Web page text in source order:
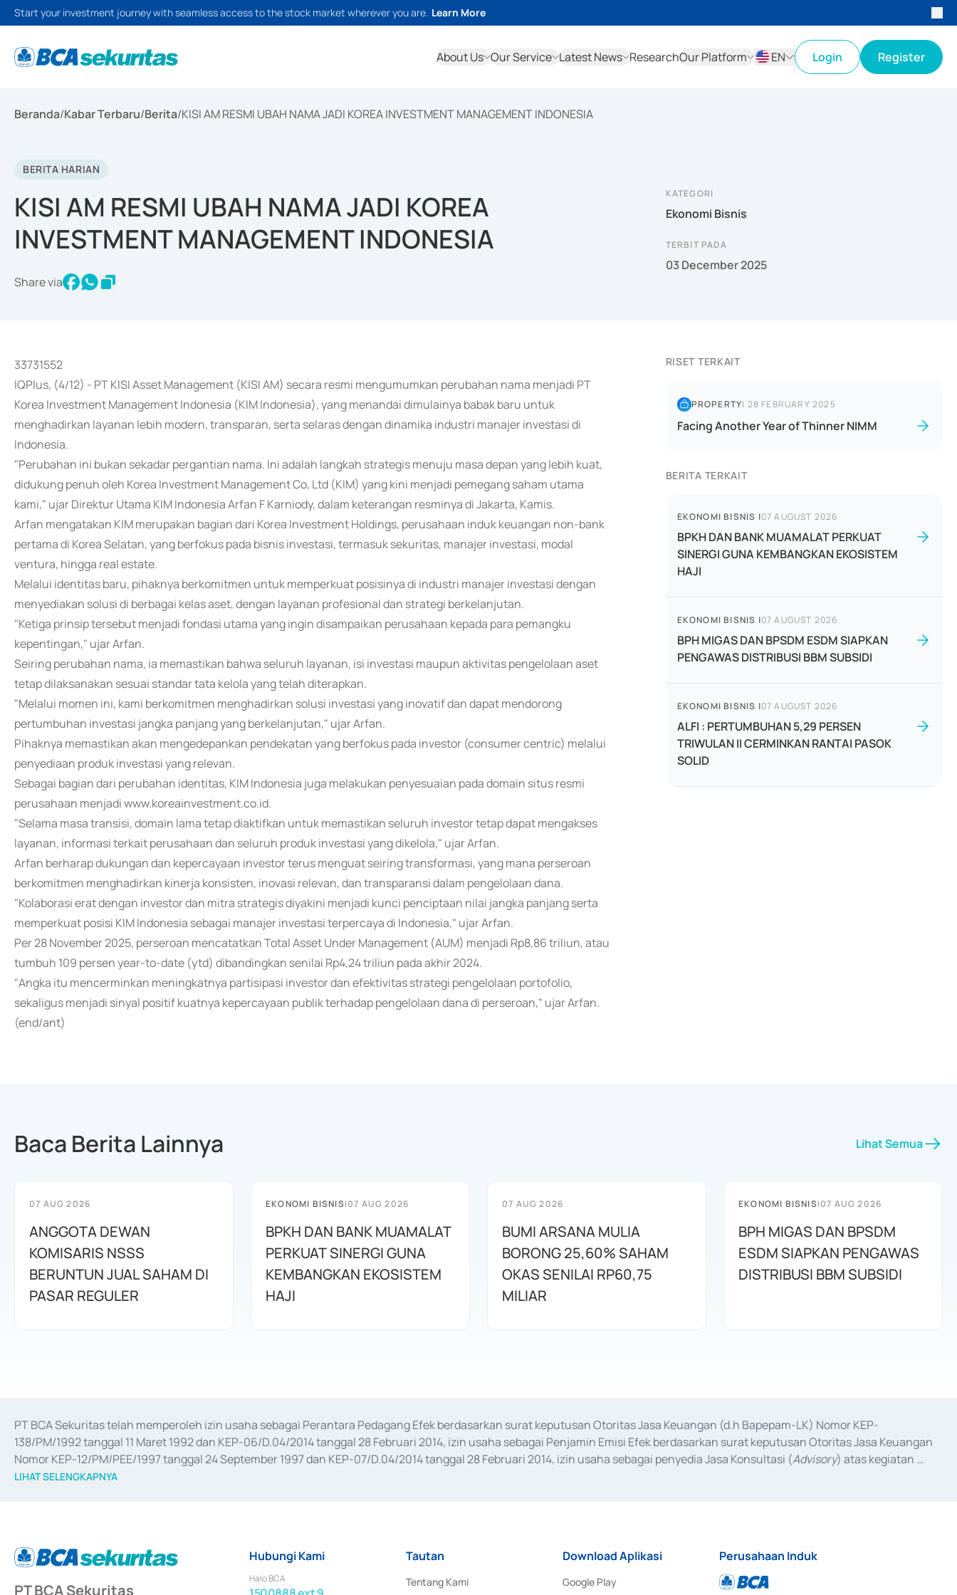
Start your investment journey with seamless access to the stock market wherever you are. Learn More
About Us Our Service Latest News ResearchOur Platform
EN
Login Register
Beranda/Kabar Terbaru/Berita/KISI AM RESMI UBAH NAMA JADI KOREA INVESTMENT MANAGEMENT INDONESIA
BERITA HARIAN
KISI AM RESMI UBAH NAMA JADI KOREA
INVESTMENT MANAGEMENT INDONESIA
Share via
KATEGORI
Ekonomi Bisnis
TERBIT PADA
03 December 2025
33731552
IQPlus, (4/12) - PT KISI Asset Management (KISI AM) secara resmi mengumumkan perubahan nama menjadi PT
Korea Investment Management Indonesia (KIM Indonesia), yang menandai dimulainya babak baru untuk
menghadirkan layanan lebih modern, transparan, serta selaras dengan dinamika industri manajer investasi di
Indonesia.
"Perubahan ini bukan sekadar pergantian nama. Ini adalah langkah strategis menuju masa depan yang lebih kuat,
didukung penuh oleh Korea Investment Management Co, Ltd (KIM) yang kini menjadi pemegang saham utama
kami," ujar Direktur Utama KIM Indonesia Arfan F Karniody, dalam keterangan resminya di Jakarta, Kamis.
Arfan mengatakan KIM merupakan bagian dari Korea Investment Holdings, perusahaan induk keuangan non-bank
pertama di Korea Selatan, yang berfokus pada bisnis investasi, termasuk sekuritas, manajer investasi, modal
ventura, hingga real estate.
Melalui identitas baru, pihaknya berkomitmen untuk memperkuat posisinya di industri manajer investasi dengan
menyediakan solusi di berbagai kelas aset, dengan layanan profesional dan strategi berkelanjutan.
"Ketiga prinsip tersebut menjadi fondasi utama yang ingin disampaikan perusahaan kepada para pemangku
kepentingan," ujar Arfan.
Seiring perubahan nama, ia memastikan bahwa seluruh layanan, isi investasi maupun aktivitas pengelolaan aset
tetap dilaksanakan sesuai standar tata kelola yang telah diterapkan.
"Melalui momen ini, kami berkomitmen menghadirkan solusi investasi yang inovatif dan dapat mendorong
pertumbuhan investasi jangka panjang yang berkelanjutan," ujar Arfan.
Pihaknya memastikan akan mengedepankan pendekatan yang berfokus pada investor (consumer centric) melalui
penyediaan produk investasi yang relevan.
Sebagai bagian dari perubahan identitas, KIM Indonesia juga melakukan penyesuaian pada domain situs resmi
perusahaan menjadi www.koreainvestment.co.id.
"Selama masa transisi, domain lama tetap diaktifkan untuk memastikan seluruh investor tetap dapat mengakses
layanan, informasi terkait perusahaan dan seluruh produk investasi yang dikelola," ujar Arfan.
Arfan berharap dukungan dan kepercayaan investor terus menguat seiring transformasi, yang mana perseroan
berkomitmen menghadirkan kinerja konsisten, inovasi relevan, dan transparansi dalam pengelolaan dana.
"Kolaborasi erat dengan investor dan mitra strategis diyakini menjadi kunci penciptaan nilai jangka panjang serta
memperkuat posisi KIM Indonesia sebagai manajer investasi terpercaya di Indonesia," ujar Arfan.
Per 28 November 2025, perseroan mencatatkan Total Asset Under Management (AUM) menjadi Rp8,86 triliun, atau
tumbuh 109 persen year-to-date (ytd) dibandingkan senilai Rp4,24 triliun pada akhir 2024.
"Angka itu mencerminkan meningkatnya partisipasi investor dan efektivitas strategi pengelolaan portofolio,
sekaligus menjadi sinyal positif kuatnya kepercayaan publik terhadap pengelolaan dana di perseroan," ujar Arfan.
(end/ant)
RISET TERKAIT
PROPERTY| 28 FEBRUARY 2025
Facing Another Year of Thinner NIMM
BERITA TERKAIT
EKONOMI BISNIS |07 AUGUST 2026
BPKH DAN BANK MUAMALAT PERKUAT
SINERGI GUNA KEMBANGKAN EKOSISTEM
HAJI
EKONOMI BISNIS |07 AUGUST 2026
BPH MIGAS DAN BPSDM ESDM SIAPKAN
PENGAWAS DISTRIBUSI BBM SUBSIDI
EKONOMI BISNIS |07 AUGUST 2026
ALFI : PERTUMBUHAN 5,29 PERSEN
TRIWULAN II CERMINKAN RANTAI PASOK
SOLID
Baca Berita Lainnya Lihat Semua
07 AUG 2026
ANGGOTA DEWAN
KOMISARIS NSSS
BERUNTUN JUAL SAHAM DI
PASAR REGULER
EKONOMI BISNIS|07 AUG 2026
BPKH DAN BANK MUAMALAT
PERKUAT SINERGI GUNA
KEMBANGKAN EKOSISTEM
HAJI
07 AUG 2026
BUMI ARSANA MULIA
BORONG 25,60% SAHAM
OKAS SENILAI RP60,75
MILIAR
EKONOMI BISNIS|07 AUG 2026
BPH MIGAS DAN BPSDM
ESDM SIAPKAN PENGAWAS
DISTRIBUSI BBM SUBSIDI
PT BCA Sekuritas telah memperoleh izin usaha sebagai Perantara Pedagang Efek berdasarkan surat keputusan Otoritas Jasa Keuangan (d.h Bapepam-LK) Nomor KEP-
138/PM/1992 tanggal 11 Maret 1992 dan KEP-06/D.04/2014 tanggal 28 Februari 2014, izin usaha sebagai Penjamin Emisi Efek berdasarkan surat keputusan Otoritas Jasa Keuangan
Nomor KEP-12/PM/PEE/1997 tanggal 24 September 1997 dan KEP-07/D.04/2014 tanggal 28 Februari 2014, izin usaha sebagai penyedia Jasa Konsultasi (Advisory) atas kegiatan
merger, akuisisi, divestasi, dan
LIHAT SELENGKAPNYA
PT BCA Sekuritas
Hubungi Kami
Halo BCA
Tautan
Tentang Kami
Download Aplikasi
Google Play
Perusahaan Induk